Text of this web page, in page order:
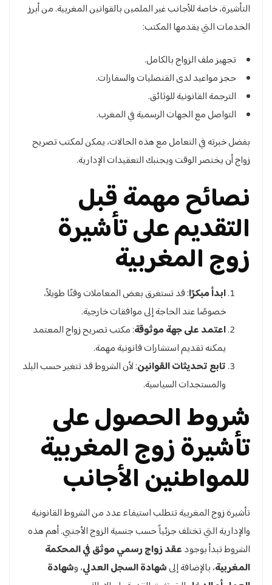
التأشيرة، خاصة للأجانب غير الملمين بالقوانين المغربية. من أبرز
الخدمات التي يقدمها المكتب:
تجهيز ملف الزواج بالكامل.
حجز مواعيد لدى القنصليات والسفارات.
الترجمة القانونية للوثائق.
التواصل مع الجهات الرسمية في المغرب.
بفضل خبرته في التعامل مع هذه الحالات، يمكن لمكتب تصريح
زواج أن يختصر الوقت ويجنبك التعقيدات الإدارية.
نصائح مهمة قبل
التقديم على تأشيرة
زوج المغربية
ابدأ مبكرًا: قد تستغرق بعض المعاملات وقتًا طويلاً،
خصوصًا عند الحاجة إلى موافقات خارجية.
اعتمد على جهة موثوقة: مكتب تصريح زواج المعتمد
يمكنه تقديم استشارات قانونية مهمة.
تابع تحديثات القوانين: لأن الشروط قد تتغير حسب البلد
والمستجدات السياسية.
شروط الحصول على
تأشيرة زوج المغربية
للمواطنين الأجانب
تأشيرة زوج المغربية تتطلب استيفاء عدد من الشروط القانونية
والإدارية التي تختلف جزئياً حسب جنسية الزوج الأجنبي. أهم هذه
الشروط تبدأ بوجودعقد زواج رسمي موثق في المحكمة
المغربية، بالإضافة إلىشهادة السجل العدلي، وشهادة